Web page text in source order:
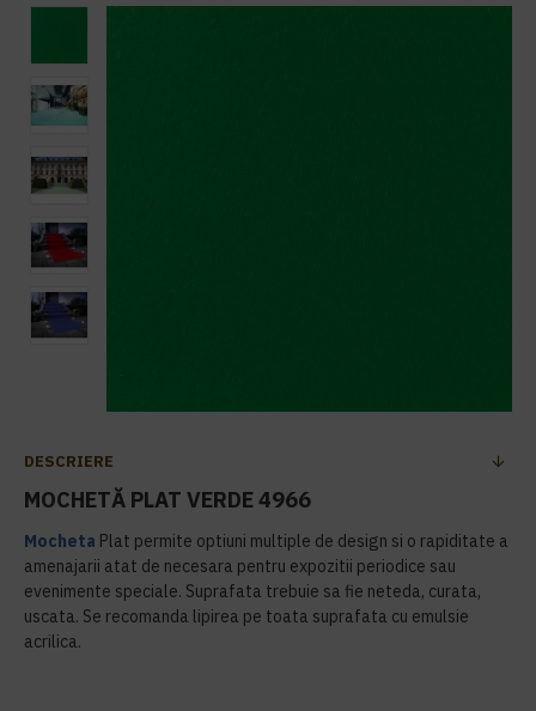
DESCRIERE
MOCHETĂ PLAT VERDE 4966
Mocheta Plat permite optiuni multiple de design si o rapiditate a
amenajarii atat de necesara pentru expozitii periodice sau
evenimente speciale. Suprafata trebuie sa fie neteda, curata,
uscata. Se recomanda lipirea pe toata suprafata cu emulsie
acrilica.